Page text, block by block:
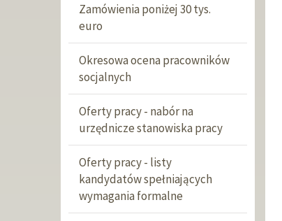
Zamówienia poniżej 30 tys.
euro
Okresowa ocena pracowników
socjalnych
Oferty pracy - nabór na
urzędnicze stanowiska pracy
Oferty pracy - listy
kandydatów spełniających
wymagania formalne